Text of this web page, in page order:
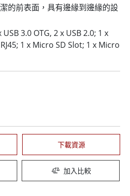
的前表面，具有邊緣到邊緣的設
3.0 OTG, 2 x USB 2.0; 1 x
1 x Micro SD Slot; 1 x Micro
下載資源
加入比較